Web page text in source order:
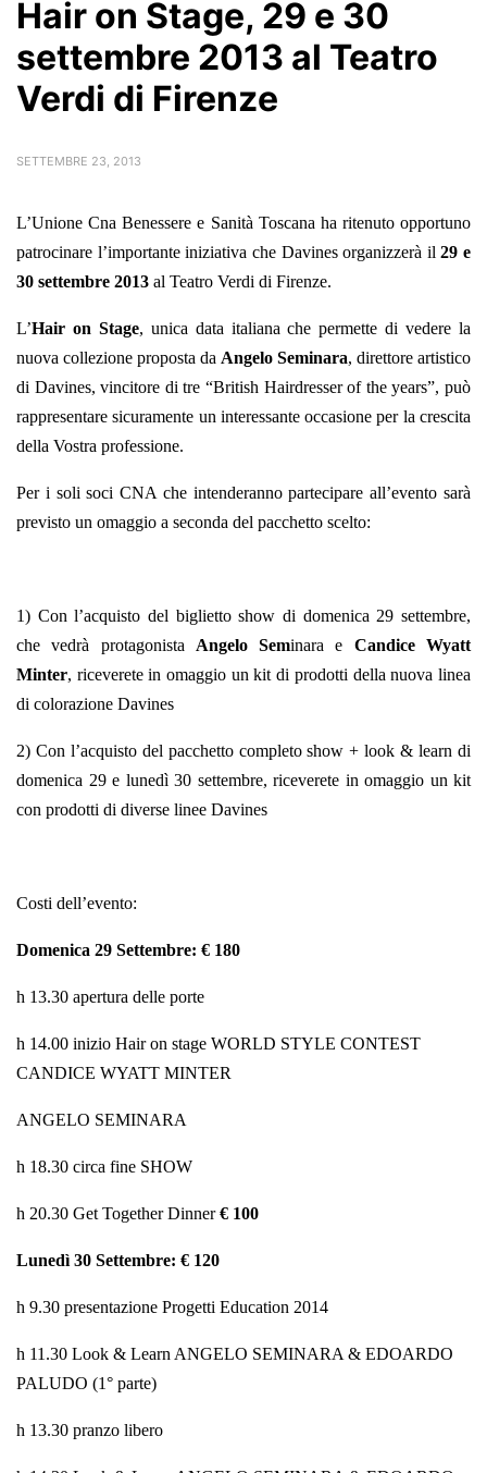
Hair on Stage, 29 e 30
settembre 2013 al Teatro
Verdi di Firenze
SETTEMBRE 23, 2013
L’Unione Cna Benessere e Sanità Toscana ha ritenuto opportuno
patrocinare l’importante iniziativa che Davines organizzerà il29 e
30 settembre 2013 al Teatro Verdi di Firenze.
L’Hair on Stage, unica data italiana che permette di vedere la
nuova collezione proposta da Angelo Seminara, direttore artistico
di Davines, vincitore di tre “British Hairdresser of the years”, può
rappresentare sicuramente un interessante occasione per la crescita
della Vostra professione.
Per i soli soci CNA che intenderanno partecipare all’evento sarà
previsto un omaggio a seconda del pacchetto scelto:
1) Con l’acquisto del biglietto show di domenica 29 settembre,
che vedrà protagonista Angelo Seminara e Candice Wyatt
Minter, riceverete in omaggio un kit di prodotti della nuova linea
di colorazione Davines
2) Con l’acquisto del pacchetto completo show + look & learn di
domenica 29 e lunedì 30 settembre, riceverete in omaggio un kit
con prodotti di diverse linee Davines
Costi dell’evento:
Domenica 29 Settembre: € 180
h 13.30 apertura delle porte
h 14.00 inizio Hair on stage WORLD STYLE CONTEST
CANDICE WYATT MINTER
ANGELO SEMINARA
h 18.30 circa fine SHOW
h 20.30 Get Together Dinner€ 100
Lunedì 30 Settembre: € 120
h 9.30 presentazione Progetti Education 2014
h 11.30 Look & Learn ANGELO SEMINARA & EDOARDO
PALUDO (1° parte)
h 13.30 pranzo libero